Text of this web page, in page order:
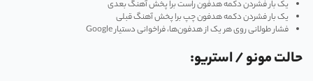
یک بار فشردن دکمه هدفون راست برا پخش آهنگ بعدی
یک بار فشردن دکمه هدفون چپ برا پخش آهنگ قبلی
فشار طولانی روی هر یک از هدفون‌ها، فراخوانی دستیار Google
حالت مونو / استریو: